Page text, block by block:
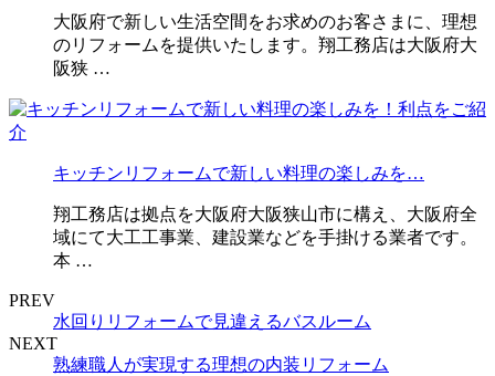
大阪府で新しい生活空間をお求めのお客さまに、理想
のリフォームを提供いたします。翔工務店は大阪府大
阪狭 …
キッチンリフォームで新しい料理の楽しみを…
翔工務店は拠点を大阪府大阪狭山市に構え、大阪府全
域にて大工工事業、建設業などを手掛ける業者です。
本 …
PREV
水回りリフォームで見違えるバスルーム
NEXT
熟練職人が実現する理想の内装リフォーム